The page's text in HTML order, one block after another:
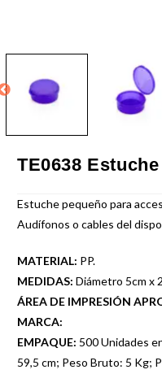
TE0638
Estuche pequeño para
Audífonos o cables del
MATERIAL: PP.
MEDIDAS: Diámetro 5cm x
ÁREA DE IMPRESIÓN
MARCA:
EMPAQUE: 500 Unidades
59,5 cm; Peso Bruto: 5 Kg;